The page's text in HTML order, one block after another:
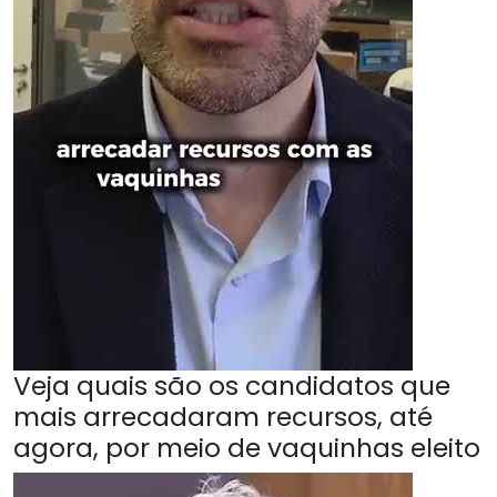
Veja quais são os candidatos que
mais arrecadaram recursos, até
agora, por meio de vaquinhas eleito